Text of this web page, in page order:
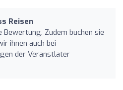
Reisen
Bewertung. Zudem buchen sie
ihnen auch bei
der Veranstlater